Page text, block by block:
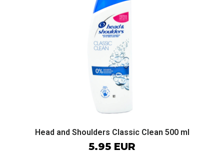
Head and Shoulders Classic Clean 500 ml
5.95 EUR